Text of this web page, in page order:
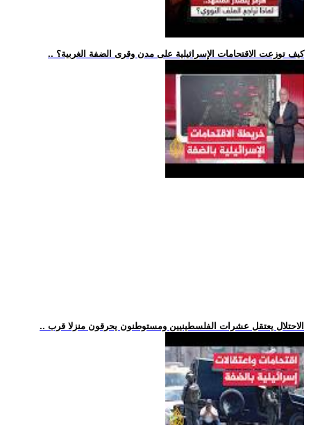
.. كيف توزعت الاقتحامات الإسرائيلية على مدن وقرى الضفة الغربية؟
.. الاحتلال يعتقل عشرات الفلسطينيين ومستوطنون يحرقون منزلا قرب